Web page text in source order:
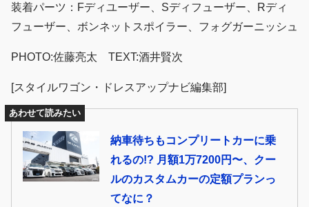
装着パーツ：Fディユーザー、Sディフューザー、Rディ
フューザー、ボンネットスポイラー、フォグガーニッシュ
PHOTO:佐藤亮太 TEXT:酒井賢次
[スタイルワゴン・ドレスアップナビ編集部]
あわせて読みたい
納車待ちもコンプリートカーに乗
れるの!? 月額1万7200円〜、クー
ルのカスタムカーの定額プランっ
てなに？